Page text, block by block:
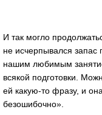
И так могло
не исчерпывался
нашим любимым
всякой подготовки.
ей какую-то фразу, и
безошибочно».